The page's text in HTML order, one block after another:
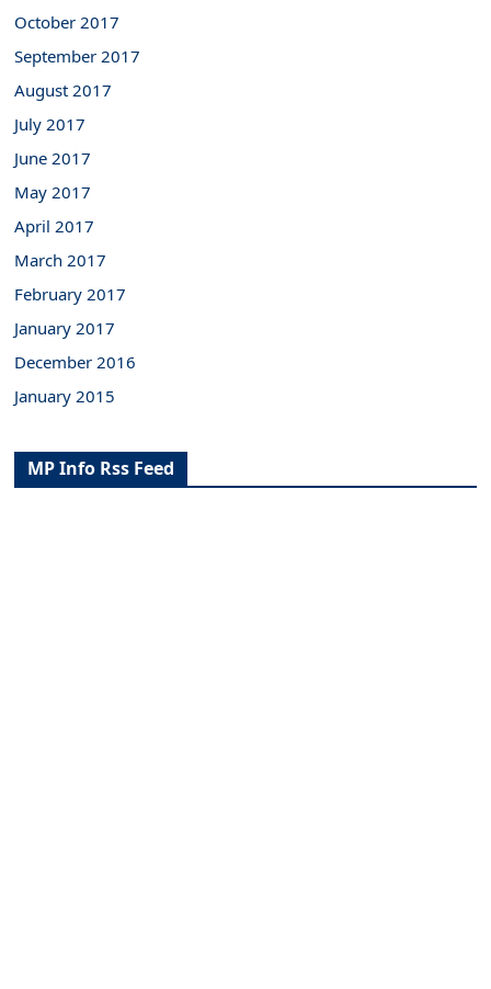
October 2017
September 2017
August 2017
July 2017
June 2017
May 2017
April 2017
March 2017
February 2017
January 2017
December 2016
January 2015
MP Info Rss Feed